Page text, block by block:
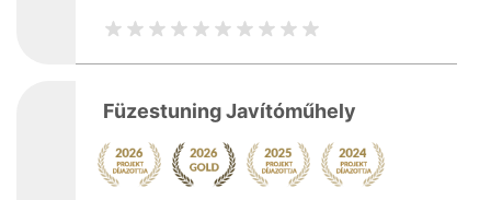
Füzestuning Javítóműhely